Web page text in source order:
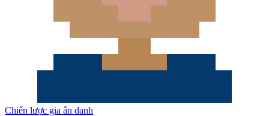
Chiến lược gia ẩn danh